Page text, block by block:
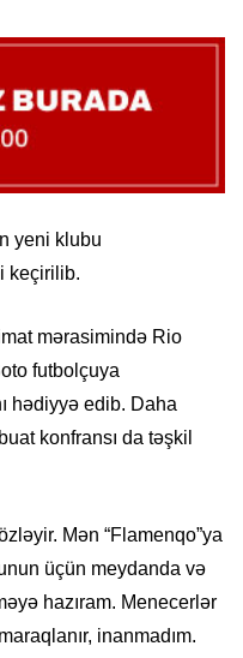
yeni klubu
keçirilib.
mərasimində Rio
futbolçuya
hədiyyə edib. Daha
konfransı da təşkil
Mən “Flamenqo”ya
üçün meydanda və
hazıram. Menecerlər
inanmadım.